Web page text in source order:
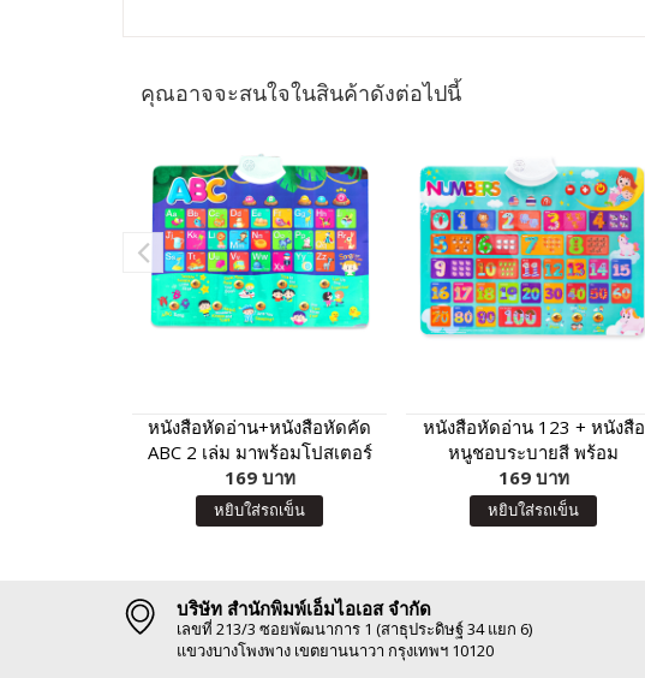
คุณอาจจะสนใจในสินค้าดังต่อไปนี้
หนังสือหัดอ่าน+หนังสือหัดคัด
ABC 2 เล่ม มาพร้อมโปสเตอร์
พูดได้ กดแล้วมีเสียง ABC
169 บาท
หยิบใส่รถเข็น
หนังสือหัดอ่าน 123 + หนังสือ
หนูชอบระบายสี พร้อม
โปสเตอร์พูดได้ 123 กดแล้วมี
เสียงด้วย
169 บาท
หยิบใส่รถเข็น
บริษัท สำนักพิมพ์เอ็มไอเอส จำกัด
เลขที่ 213/3 ซอยพัฒนาการ 1 (สาธุประดิษฐ์ 34 แยก 6)
แขวงบางโพงพาง เขตยานนาวา กรุงเทพฯ 10120